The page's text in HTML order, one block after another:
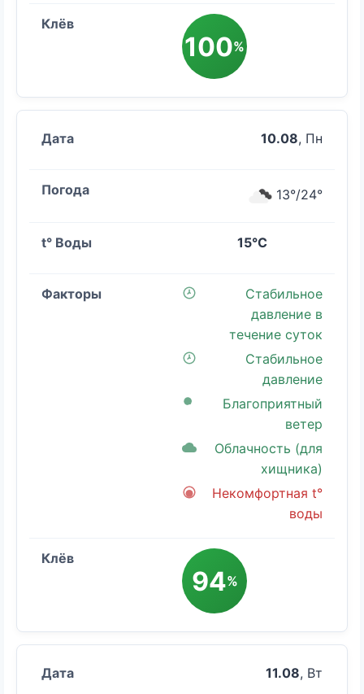
100%
10.08, Пн
13°/24°
15°C
Стабильное
давление в
течение суток
Стабильное
давление
Благоприятный
ветер
Облачность (для
хищника)
Некомфортная t°
воды
94%
11.08, Вт